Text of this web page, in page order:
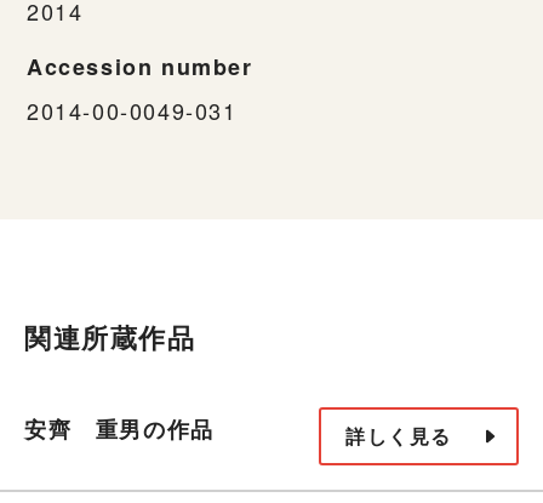
2014
Accession number
2014-00-0049-031
関連所蔵作品
安齊 重男の作品 詳しく見る